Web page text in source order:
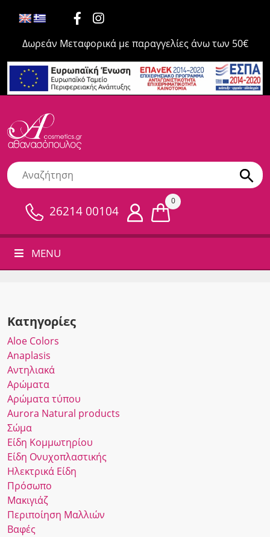
Δωρεάν Μεταφορικά με παραγγελίες άνω των 50€
26214 00104
0
MENU
Κατηγορίες
Αloe Colors
Anaplasis
Αντηλιακά
Αρώματα
Αρώματα τύπου
Αurora Νatural products
Σώμα
Είδη Κομμωτηρίου
Είδη Ονυχοπλαστικής
Ηλεκτρικά Είδη
Πρόσωπο
Μακιγιάζ
Περιποίηση Μαλλιών
Βαφές